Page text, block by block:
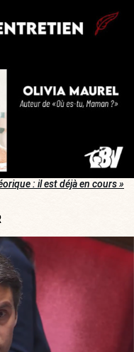
: il est déjà en cours »